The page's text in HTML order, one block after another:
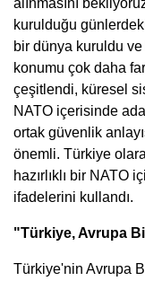
kurulduğu
bir dünya kuruldu
konumu çok daha
çeşitlendi, küresel
NATO içerisinde
ortak güvenlik
önemli. Türkiye
hazırlıklı bir NATO
ifadelerini kullandı.
"Türkiye, Avrupa
Türkiye'nin Avrupa